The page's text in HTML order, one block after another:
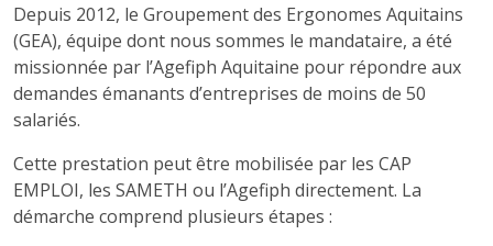
Depuis 2012, le Groupement des Ergonomes Aquitains
(GEA), équipe dont nous sommes le mandataire, a été
missionnée par l’Agefiph Aquitaine pour répondre aux
demandes émanants d’entreprises de moins de 50
salariés.
Cette prestation peut être mobilisée par les CAP
EMPLOI, les SAMETH ou l’Agefiph directement. La
démarche comprend plusieurs étapes :